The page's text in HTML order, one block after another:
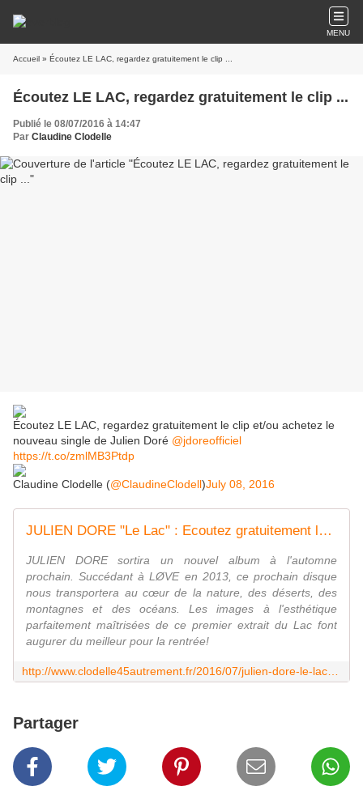
MENU
Accueil » Écoutez LE LAC, regardez gratuitement le clip ...
Écoutez LE LAC, regardez gratuitement le clip ...
Publié le 08/07/2016 à 14:47
Par Claudine Clodelle
Écoutez LE LAC, regardez gratuitement le clip et/ou achetez le
nouveau single de Julien Doré @jdoreofficiel
https://t.co/zmlMB3Ptdp
Claudine Clodelle (@ClaudineClodell)July 08, 2016
JULIEN DORE "Le Lac" : Ecoutez gratuitement le 1er single de son prochain album. - VIVRE AUTREMENT VOS LOISIRS avec Clodelle
JULIEN DORE sortira un nouvel album à l'automne
prochain. Succédant à LØVE en 2013, ce prochain disque
nous transportera au cœur de la nature, des déserts, des
montagnes et des océans. Les images à l'esthétique
parfaitement maîtrisées de ce premier extrait du Lac font
augurer du meilleur pour la rentrée!
Partager